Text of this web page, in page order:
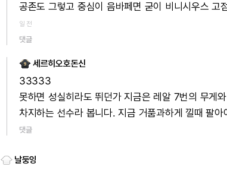
공존도 그렇고 중심이 음바페면 굳이 비니시우스 고
일 전
댓글
세르히오호돈신
33333
못하면 성실히라도 뛰던가 지금은 레알 7번의 무게와
차지하는 선수라 봅니다. 지금 거품과하게 낄때 팔아
댓글
날둥잉